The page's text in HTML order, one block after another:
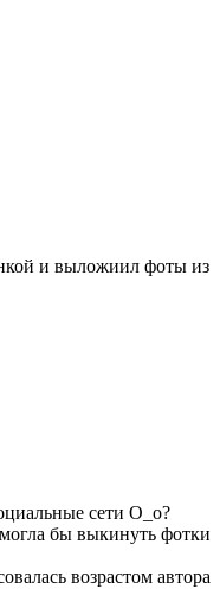
и выложиил фоты из
сети О_о?
могла бы выкинуть фотки
возрастом автора